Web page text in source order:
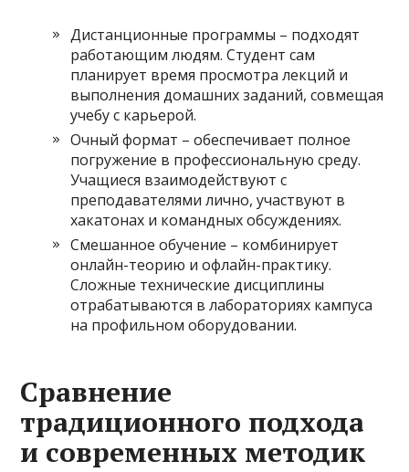
Дистанционные программы – подходят
работающим людям. Студент сам
планирует время просмотра лекций и
выполнения домашних заданий, совмещая
учебу с карьерой.
Очный формат – обеспечивает полное
погружение в профессиональную среду.
Учащиеся взаимодействуют с
преподавателями лично, участвуют в
хакатонах и командных обсуждениях.
Смешанное обучение – комбинирует
онлайн-теорию и офлайн-практику.
Сложные технические дисциплины
отрабатываются в лабораториях кампуса
на профильном оборудовании.
Сравнение
традиционного подхода
и современных методик